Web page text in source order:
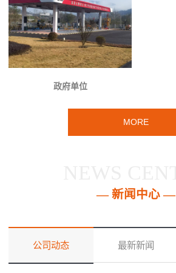
政府单位
MORE
— 新闻中心 —
公司动态 最新新闻